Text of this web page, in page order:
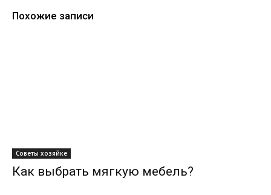
Похожие записи
Советы хозяйке
Как выбрать мягкую мебель?